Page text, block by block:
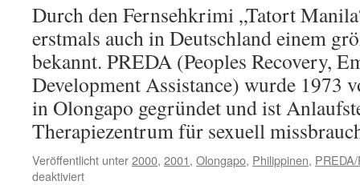
Durch den Fernsehkrimi „Tatort
erstmals auch in Deutschland einem
bekannt. PREDA (Peoples Recovery,
Development Assistance) wurde 1973
in Olongapo gegründet und ist
Therapiezentrum für sexuell
Veröffentlicht unter2000, 2001, Olongapo, Philippinen,
deaktiviertfür